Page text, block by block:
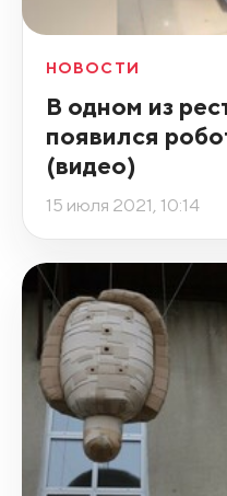
НОВОСТИ
В одном из
появился
(видео)
15 июля 2021, 10:14